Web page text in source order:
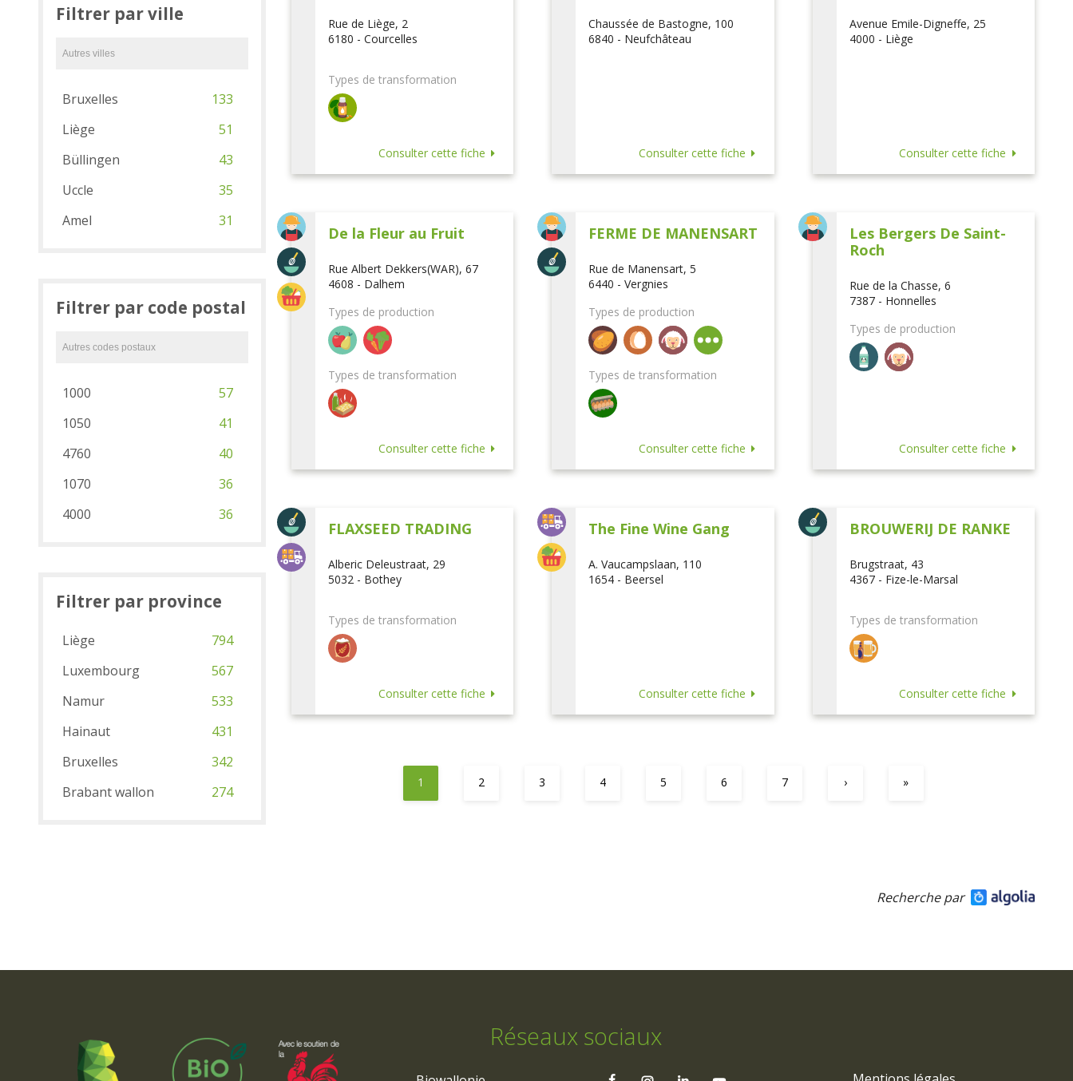
Rue de Liège, 2
6180 - Courcelles
Types de transformation
Consulter cette fiche
Chaussée de Bastogne, 100
6840 - Neufchâteau
Consulter cette fiche
Avenue Emile-Digneffe, 25
4000 - Liège
Consulter cette fiche
De la Fleur au Fruit
Rue Albert Dekkers(WAR), 67
4608 - Dalhem
Types de production
Types de transformation
Consulter cette fiche
FERME DE MANENSART
Rue de Manensart, 5
6440 - Vergnies
Types de production
Types de transformation
Consulter cette fiche
Les Bergers De Saint-
Roch
Rue de la Chasse, 6
7387 - Honnelles
Types de production
Consulter cette fiche
FLAXSEED TRADING
Alberic Deleustraat, 29
5032 - Bothey
Types de transformation
Consulter cette fiche
The Fine Wine Gang
A. Vaucampslaan, 110
1654 - Beersel
Consulter cette fiche
BROUWERIJ DE RANKE
Brugstraat, 43
4367 - Fize-le-Marsal
Types de transformation
Consulter cette fiche
1 2 3 4 5 6 7 › »
Filtrer par ville
Bruxelles
133
Liège
51
Büllingen
43
Uccle
35
Amel
31
Filtrer par code postal
1000
57
1050
41
4760
40
1070
36
4000
36
Filtrer par province
Liège
794
Luxembourg
567
Namur
533
Hainaut
431
Bruxelles
342
Brabant wallon
274
Recherche par
Réseaux sociaux